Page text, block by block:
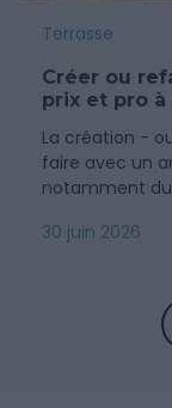
Terrasse
Créer ou
prix et pro
La création -
faire avec un
notamment
30 juin 2026